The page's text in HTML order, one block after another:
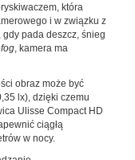
która
i w związku z
pada deszcz, śnieg
, kamera ma
obraz może być
lx), dzięki czemu
Ulisse Compact HD
ciągłą
w nocy.